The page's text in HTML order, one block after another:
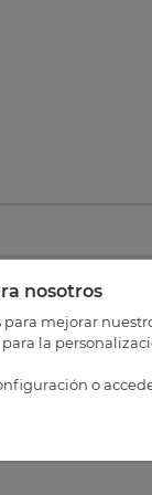
nosotros
para mejorar
la
o